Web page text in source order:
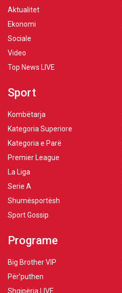
Aktualitet
Ekonomi
Sociale
Video
Top News LIVE
Sport
Kombëtarja
Kategoria Superiore
Kategoria e Parë
Premier League
La Liga
Serie A
Shumësportësh
Sport Gossip
Programe
Big Brother VIP
Për’puthen
Shqipëria LIVE